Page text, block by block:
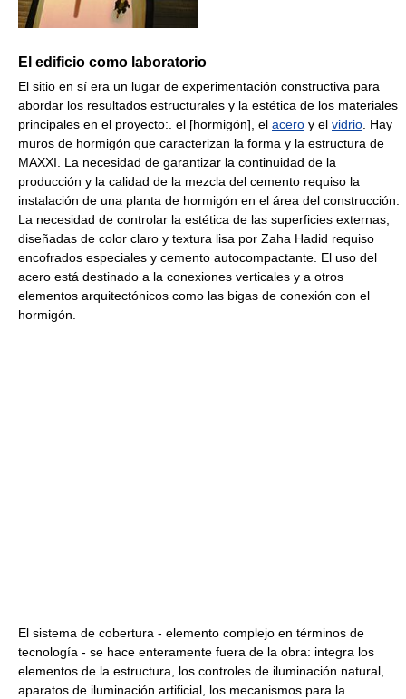
El edificio como laboratorio
El sitio en sí era un lugar de experimentación constructiva para
abordar los resultados estructurales y la estética de los materiales
principales en el proyecto:. el [hormigón], el acero y el vidrio. Hay
muros de hormigón que caracterizan la forma y la estructura de
MAXXI. La necesidad de garantizar la continuidad de la
producción y la calidad de la mezcla del cemento requiso la
instalación de una planta de hormigón en el área del construcción.
La necesidad de controlar la estética de las superficies externas,
diseñadas de color claro y textura lisa por Zaha Hadid requiso
encofrados especiales y cemento autocompactante. El uso del
acero está destinado a la conexiones verticales y a otros
elementos arquitectónicos como las bigas de conexión con el
hormigón.
El sistema de cobertura - elemento complejo en términos de
tecnología - se hace enteramente fuera de la obra: integra los
elementos de la estructura, los controles de iluminación natural,
aparatos de iluminación artificial, los mecanismos para la